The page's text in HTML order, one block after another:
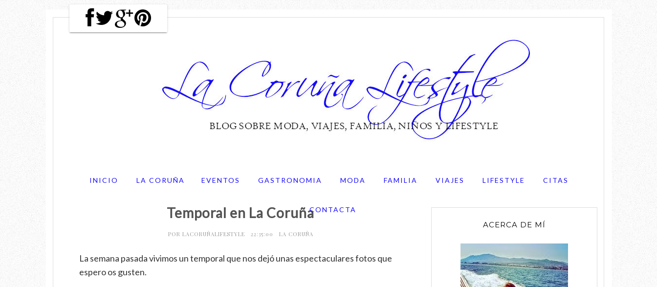
INICIO LA CORUÑA EVENTOS GASTRONOMIA MODA FAMILIA VIAJES LIFESTYLE CITAS
CONTACTA
Temporal en La Coruña
POR LACORUÑALIFESTYLE 22:35:00 LA CORUÑA
La semana pasada vivimos un temporal que nos dejó unas espectaculares fotos que
espero os gusten.
ACERCA DE MÍ